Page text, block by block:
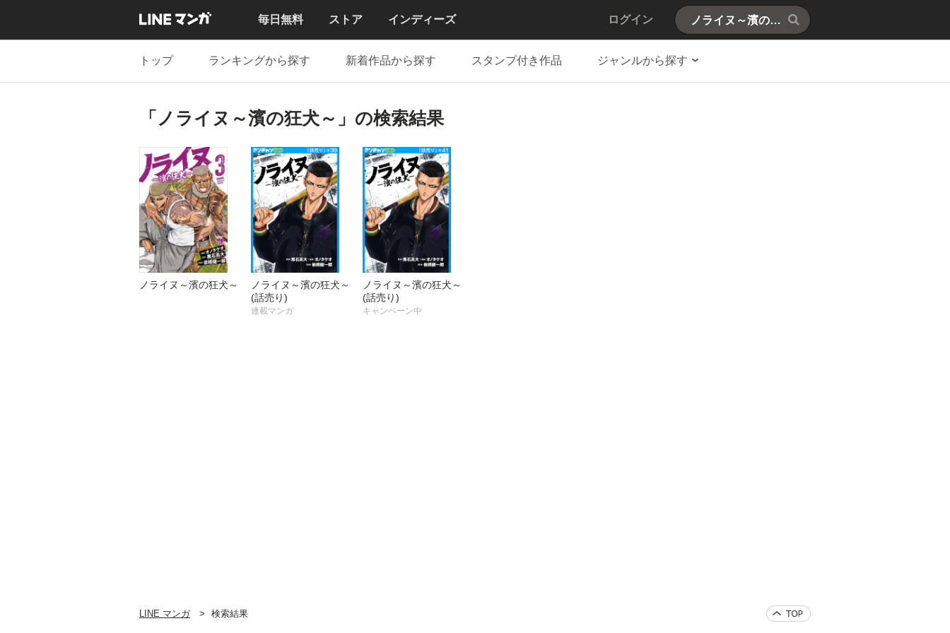
毎日無料 ストア インディーズ ログイン
トップ ランキングから探す 新着作品から探す スタンプ付き作品 ジャンルから探す
「ノライヌ～濱の狂犬～」の検索結果
ノライヌ～濱の狂犬～
ノライヌ～濱の狂犬～
(話売り)
連載マンガ
ノライヌ～濱の狂犬～
(話売り)
キャンペーン中
LINE マンガ 検索結果